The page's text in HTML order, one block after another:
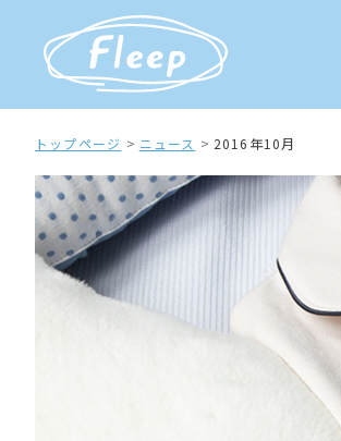
トップページ ニュース 2016年10月